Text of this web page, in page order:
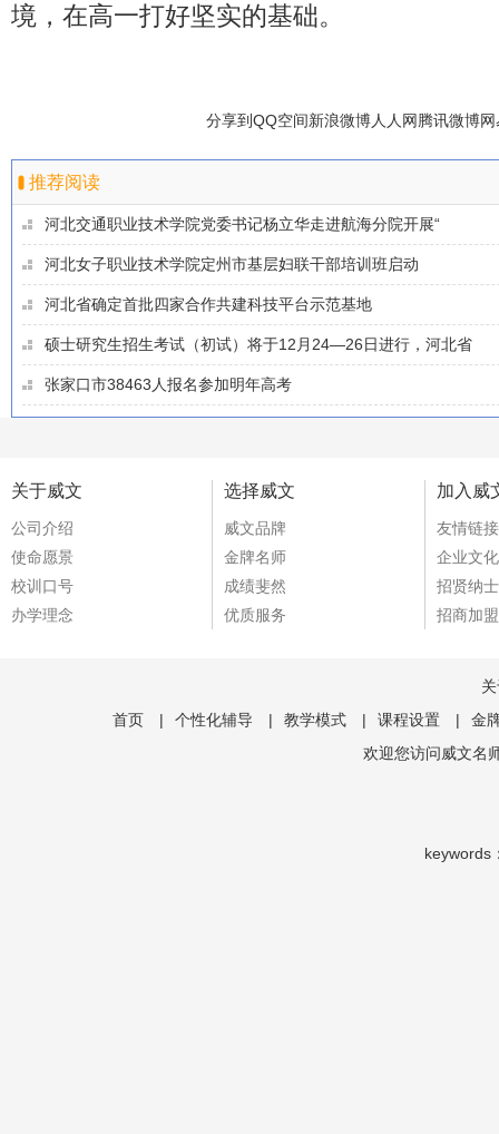
境，在高一打好坚实的基础。
分享到QQ空间新浪微博人人网 腾讯微博
推荐阅读
河北交通职业技术学院党委书记杨立华走进航海分院开展“
河北女子职业技术学院定州市基层妇联干部培训班启动
河北省确定首批四家合作共建科技平台示范基地
硕士研究生招生考试（初试）将于12月24—26日进行，河北省
张家口市38463人报名参加明年高考
关于威文
公司介绍
使命愿景
校训口号
办学理念
选择威文
威文品牌
金牌名师
成绩斐然
优质服务
加入威
友情链接
企业文化
招贤纳士
招商加盟
首页
| 个性化辅导 | 教学模式 | 课程设置 |
金
欢迎您访问威文
keywords